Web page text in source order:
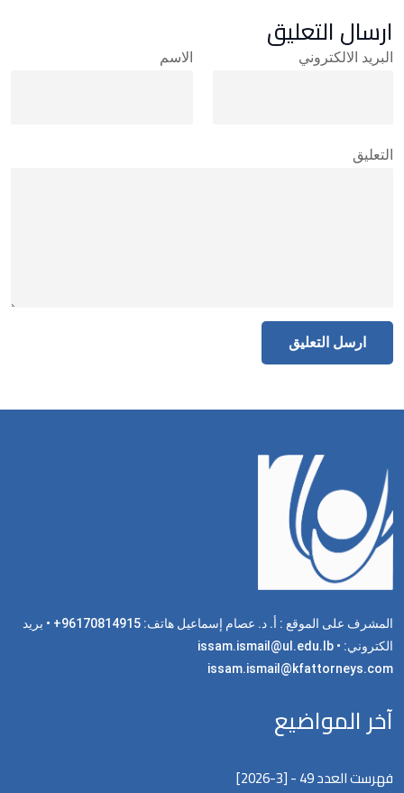
ارسال التعليق
الاسم البريد الالكتروني
التعليق
المشرف على الموقع : أ. د. عصام إسماعيل هاتف: 96170814915+ • بريد
الكتروني: issam.ismail@ul.edu.lb •
issam.ismail@kfattorneys.com
آخر المواضيع
فهرست العدد 49 - [3-2026]